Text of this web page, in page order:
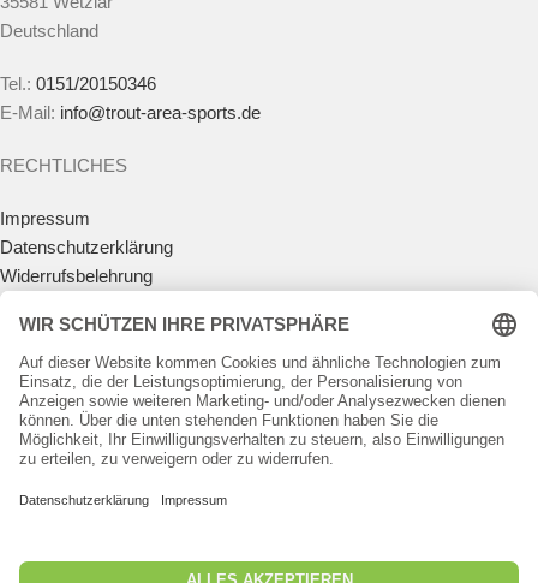
Deutschland
Tel.: 0151/20150346
E-Mail: info@trout-area-sports.de
RECHTLICHES
Impressum
Datenschutzerklärung
Widerrufsbelehrung
Allgemeine Geschäftsbedingungen
Zahlungsmöglichkeiten
Versandkosten
Batteriegesetz
Teilnahmebedingungen Gewinnspiel
KUNDENKONTO